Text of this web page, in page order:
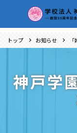
トップ お知らせ
神戸学